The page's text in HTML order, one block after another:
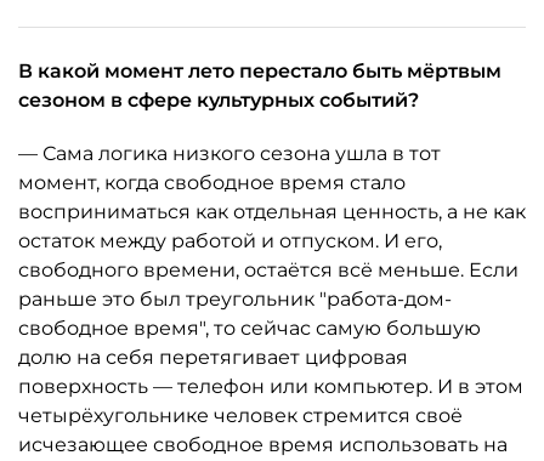
В какой момент лето перестало быть мёртвым
сезоном в сфере культурных событий?
— Сама логика низкого сезона ушла в тот
момент, когда свободное время стало
восприниматься как отдельная ценность, а не как
остаток между работой и отпуском. И его,
свободного времени, остаётся всё меньше. Если
раньше это был треугольник "работа-дом-
свободное время", то сейчас самую большую
долю на себя перетягивает цифровая
поверхность — телефон или компьютер. И в этом
четырёхугольнике человек стремится своё
исчезающее свободное время использовать на